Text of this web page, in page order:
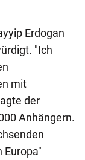
Erdogan
"Ich
mit
der
Anhängern.
Europa"